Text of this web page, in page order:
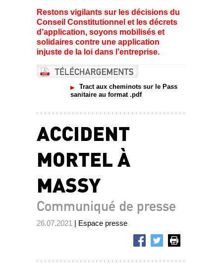
Restons vigilants sur les décisions du
Conseil Constitutionnel et les décrets
d’application, soyons mobilisés et
solidaires contre une application
injuste de la loi dans l’entreprise.
Tract aux cheminots sur le Pass
sanitaire au format .pdf
ACCIDENT
MORTEL À
MASSY
Communiqué de presse
26.07.2021 | Espace presse